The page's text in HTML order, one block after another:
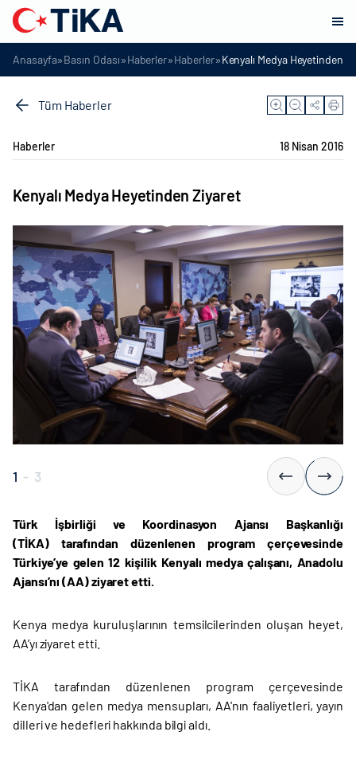
Anasayfa»Basın Odası»Haberler»Haberler»Kenyalı Medya Heyetinden
Tüm Haberler
Haberler 18 Nisan 2016
Kenyalı Medya Heyetinden Ziyaret
1 - 3
Türk İşbirliği ve Koordinasyon Ajansı Başkanlığı
(TİKA) tarafından düzenlenen program çerçevesinde
Türkiye’ye gelen 12 kişilik Kenyalı medya çalışanı, Anadolu
Ajansı’nı (AA) ziyaret etti.
Kenya medya kuruluşlarının temsilcilerinden oluşan heyet,
AA’yı ziyaret etti.
TİKA tarafından düzenlenen program çerçevesinde
Kenya'dan gelen medya mensupları, AA'nın faaliyetleri, yayın
dilleri ve hedefleri hakkında bilgi aldı.